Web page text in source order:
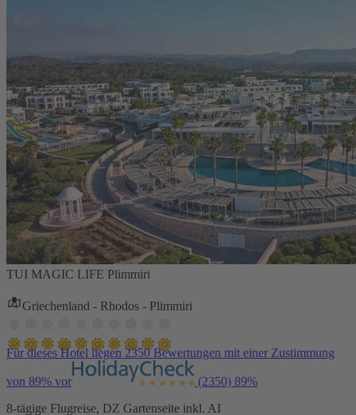
TUI MAGIC LIFE Plimmiri
Griechenland - Rhodos - Plimmiri
Für dieses Hotel liegen 2350 Bewertungen mit einer Zustimmung
von 89% vor (2350) 89%
8-tägige Flugreise, DZ Gartenseite inkl. AI